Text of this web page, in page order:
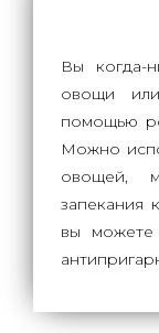
Вы когда-
овощи
помощью
Можно
овощей,
запекания
вы можете